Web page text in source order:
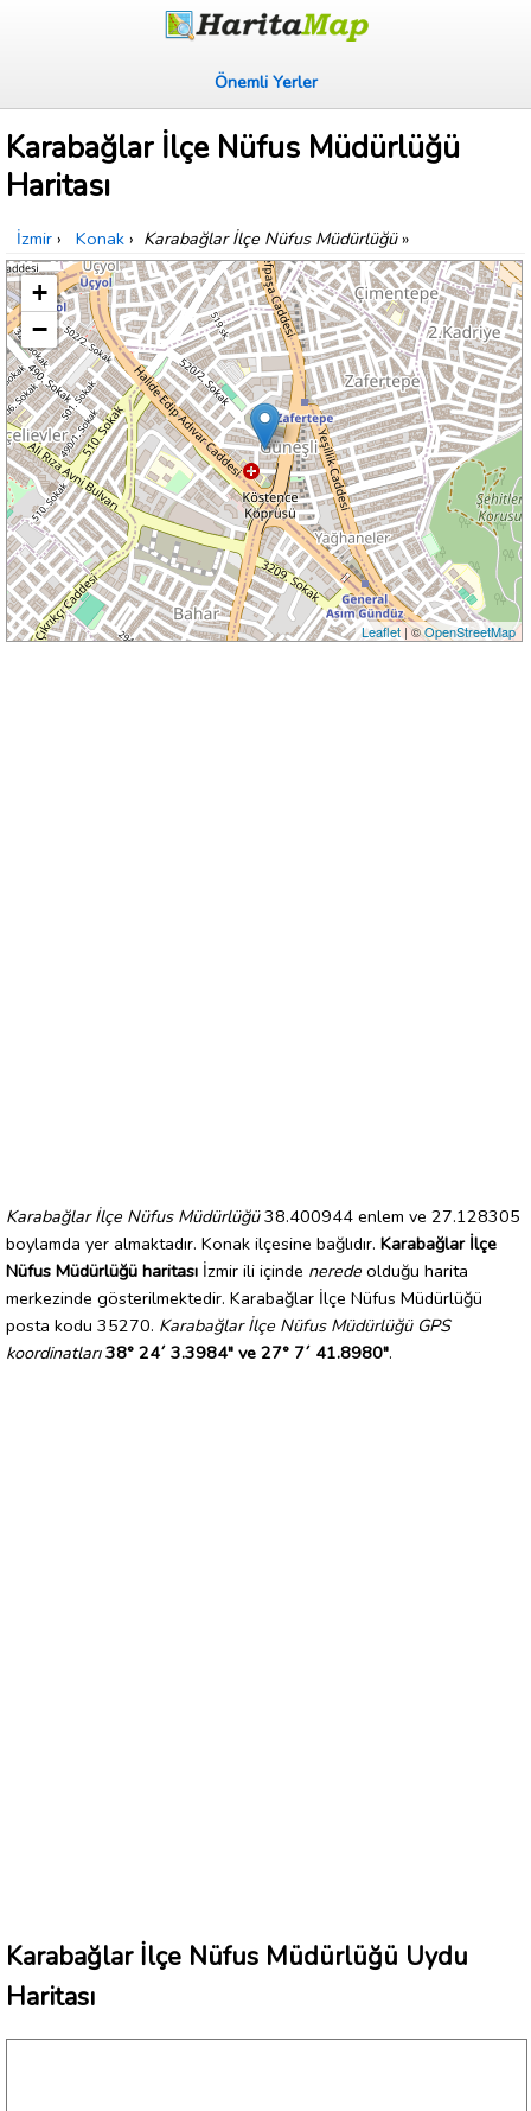
Önemli Yerler
Karabağlar İlçe Nüfus Müdürlüğü
Haritası
İzmir › Konak › Karabağlar İlçe Nüfus Müdürlüğü»
+
−
Leaflet| ©OpenStreetMap
Karabağlar İlçe Nüfus Müdürlüğü38.400944 enlem ve 27.128305
boylamda yer almaktadır. Konak ilçesine bağlıdır. Karabağlar İlçe
Nüfus Müdürlüğü haritası İzmir ili içinde nerede olduğu harita
merkezinde gösterilmektedir. Karabağlar İlçe Nüfus Müdürlüğü
posta kodu 35270. Karabağlar İlçe Nüfus Müdürlüğü GPS
koordinatları 38° 24´ 3.3984" ve 27° 7´ 41.8980".
Karabağlar İlçe Nüfus Müdürlüğü Uydu
Haritası